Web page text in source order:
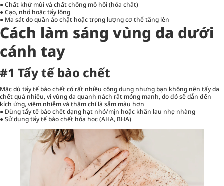
● Chất khử mùi và chất chống mồ hôi (hóa chất)
● Cạo, nhổ hoặc tẩy lông
● Ma sát do quần áo chật hoặc trọng lượng cơ thể tăng lên
Cách làm sáng vùng da dưới
cánh tay
#1 Tẩy tế bào chết
Mặc dù tẩy tế bào chết có rất nhiều công dụng nhưng bạn không nên tẩy da
chết quá nhiều, vì vùng da quanh nách rất mỏng manh, do đó sẽ dẫn đến
kích ứng, viêm nhiễm và thậm chí là sẫm màu hơn
● Dùng tẩy tế bào chết dạng hạt nhỏ/mịn hoặc khăn lau nhẹ nhàng
● Sử dụng tẩy tế bào chết hóa học (AHA, BHA)